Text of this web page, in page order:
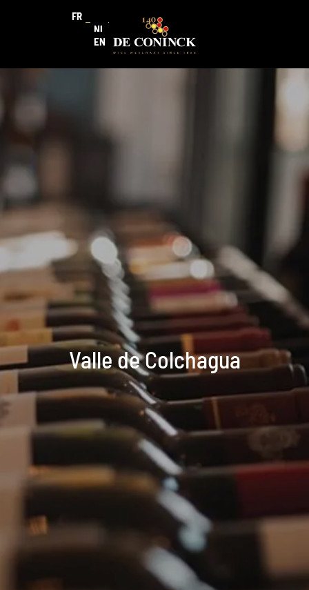
FR
NL
EN
Valle de Colchagua